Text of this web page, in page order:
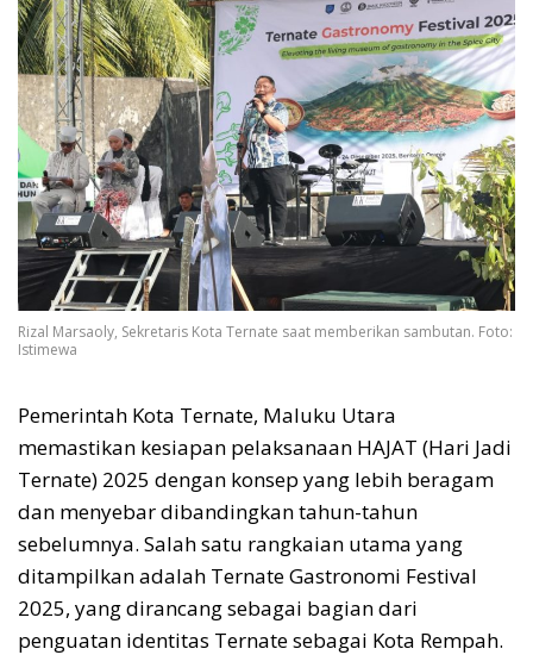
Rizal Marsaoly, Sekretaris Kota Ternate saat memberikan sambutan. Foto:
Istimewa
Pemerintah Kota Ternate, Maluku Utara
memastikan kesiapan pelaksanaan HAJAT (Hari Jadi
Ternate) 2025 dengan konsep yang lebih beragam
dan menyebar dibandingkan tahun-tahun
sebelumnya. Salah satu rangkaian utama yang
ditampilkan adalah Ternate Gastronomi Festival
2025, yang dirancang sebagai bagian dari
penguatan identitas Ternate sebagai Kota Rempah.